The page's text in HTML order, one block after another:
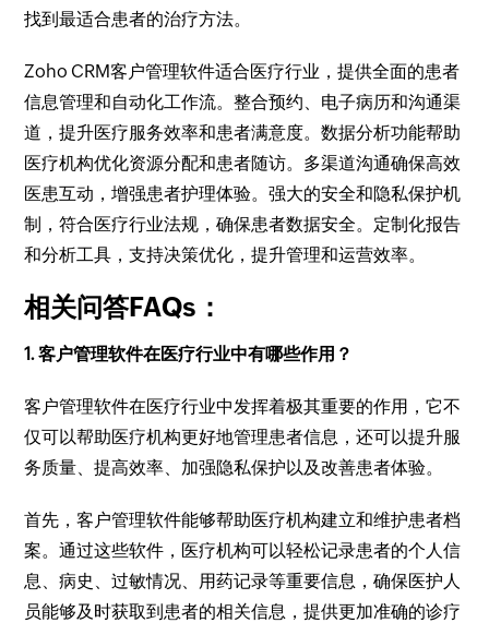
找到最适合患者的治疗方法。
Zoho CRM客户管理软件适合医疗行业，提供全面的患者
信息管理和自动化工作流。整合预约、电子病历和沟通渠
道，提升医疗服务效率和患者满意度。数据分析功能帮助
医疗机构优化资源分配和患者随访。多渠道沟通确保高效
医患互动，增强患者护理体验。强大的安全和隐私保护机
制，符合医疗行业法规，确保患者数据安全。定制化报告
和分析工具，支持决策优化，提升管理和运营效率。
相关问答FAQs：
1. 客户管理软件在医疗行业中有哪些作用？
客户管理软件在医疗行业中发挥着极其重要的作用，它不
仅可以帮助医疗机构更好地管理患者信息，还可以提升服
务质量、提高效率、加强隐私保护以及改善患者体验。
首先，客户管理软件能够帮助医疗机构建立和维护患者档
案。通过这些软件，医疗机构可以轻松记录患者的个人信
息、病史、过敏情况、用药记录等重要信息，确保医护人
员能够及时获取到患者的相关信息，提供更加准确的诊疗